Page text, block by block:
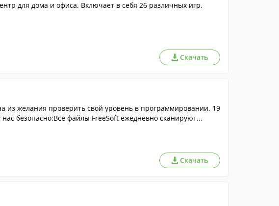
для дома и офиса. Включает в себя 26 различных игр.
Скачать
из желания проверить свой уровень в программировании. 19
безопасно:Все файлы FreeSoft ежедневно сканируют...
Скачать